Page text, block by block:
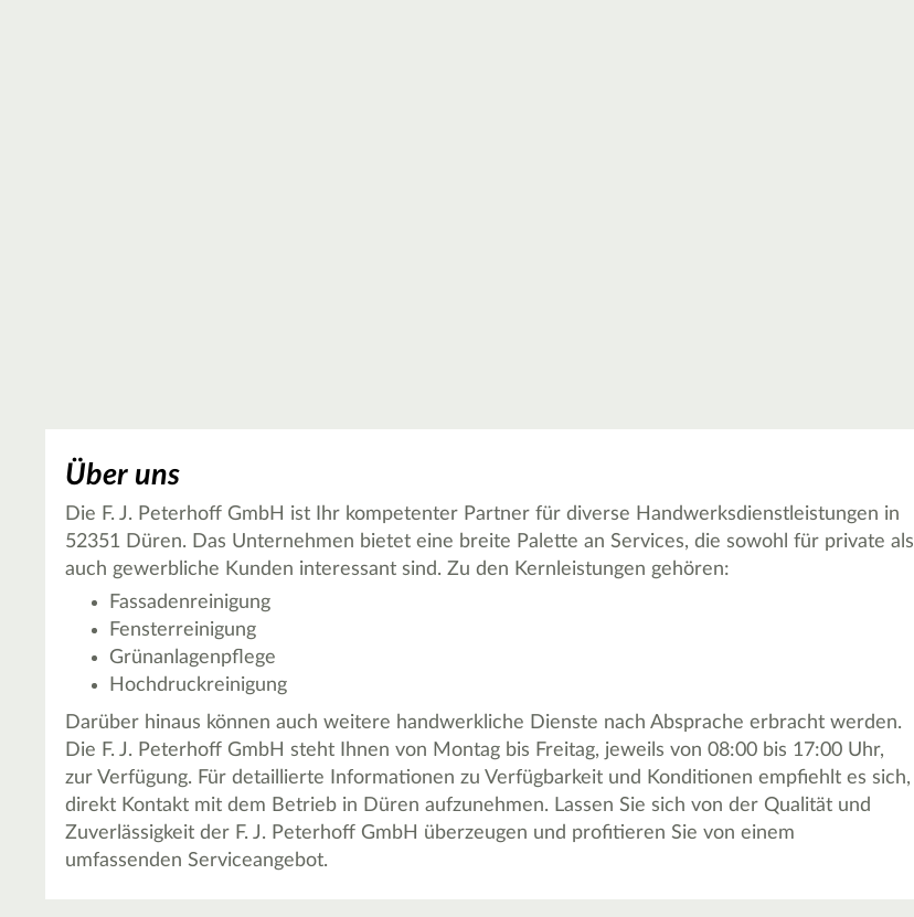
Über uns
Die F. J. Peterhoff GmbH ist Ihr kompetenter Partner für diverse Handwerksdienstleistungen in
52351 Düren. Das Unternehmen bietet eine breite Palette an Services, die sowohl für private als
auch gewerbliche Kunden interessant sind. Zu den Kernleistungen gehören:
Fassadenreinigung
Fensterreinigung
Grünanlagenpflege
Hochdruckreinigung
Darüber hinaus können auch weitere handwerkliche Dienste nach Absprache erbracht werden.
Die F. J. Peterhoff GmbH steht Ihnen von Montag bis Freitag, jeweils von 08:00 bis 17:00 Uhr,
zur Verfügung. Für detaillierte Informationen zu Verfügbarkeit und Konditionen empfiehlt es sich,
direkt Kontakt mit dem Betrieb in Düren aufzunehmen. Lassen Sie sich von der Qualität und
Zuverlässigkeit der F. J. Peterhoff GmbH überzeugen und profitieren Sie von einem
umfassenden Serviceangebot.